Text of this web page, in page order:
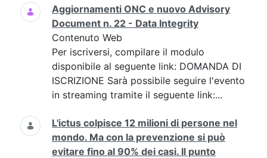
Aggiornamenti ONC e nuovo Advisory
Document n. 22 - Data Integrity
Contenuto Web
Per iscriversi, compilare il modulo
disponibile al seguente link: DOMANDA DI
ISCRIZIONE Sarà possibile seguire l'evento
in streaming tramite il seguente link:...
L'ictus colpisce 12 milioni di persone nel
mondo. Ma con la prevenzione si può
evitare fino al 90% dei casi. Il punto